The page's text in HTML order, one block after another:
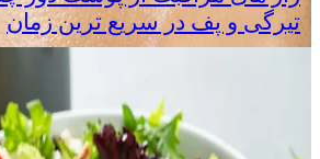
تیرگی و پف در سریع‌ ترین زمان